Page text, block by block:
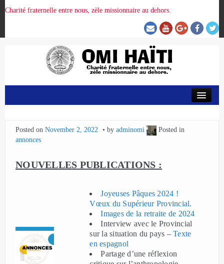
Charité fraternelle entre nous, zèle missionnaire au dehors.
ORGANISATION DE LA PROVINCE
Posted on November 2, 2022 by adminomi
Posted in
annonces
NOUVELLES PUBLICATIONS :
Joyeuses Pâques 2024 !
Vœux du Supérieur Provincial.
Images de la retraite de 2024
Interview avec le Provincial
sur la situation du pays –Texte
en espagnol
Partage d’une réflexion